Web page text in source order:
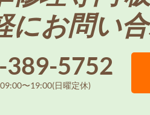
にお問い
389-5752
〜19:00(日曜定休)